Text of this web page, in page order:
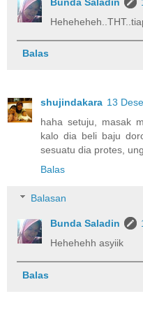
Balas
shujindakara 13
haha setuju, masak
kalo dia beli baju
sesuatu dia protes,
Balas
Balasan
Bunda Saladin
Hehehehh asyiik
Balas